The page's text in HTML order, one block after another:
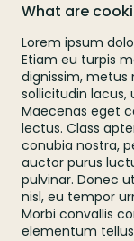
What are
Lorem ipsum
Etiam eu turpis
dignissim, metus
sollicitudin lacus,
Maecenas eget
lectus. Class
conubia nostra,
auctor purus
pulvinar. Donec
nisl, eu tempor
Morbi convallis
elementum